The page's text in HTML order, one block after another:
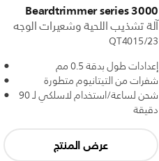
Beardtrimmer series 3000
آلة تشذيب اللحية وشعيرات الوجه
QT4015/23
إعدادات طول بدقة 0.5 مم
شفرات من التيتانيوم متطورة
شحن لساعة/استخدام لاسلكي لـ 90
دقيقة
عرض المنتج